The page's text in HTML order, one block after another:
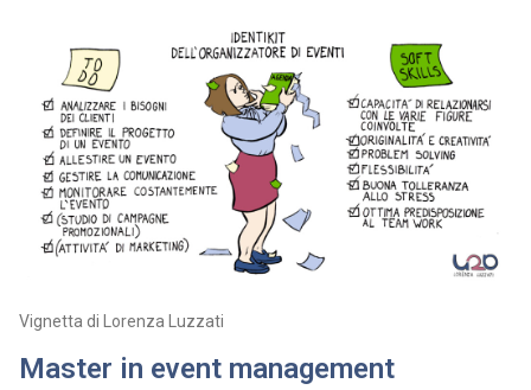
Vignetta di Lorenza Luzzati
Master in event management